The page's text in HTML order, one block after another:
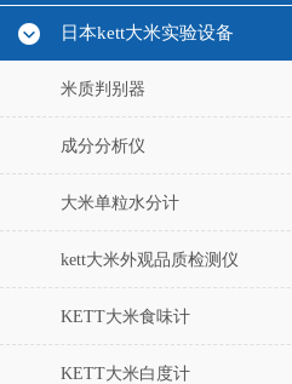
日本kett大米实验设备
米质判别器
成分分析仪
大米单粒水分计
kett大米外观品质检测仪
KETT大米食味计
KETT大米白度计